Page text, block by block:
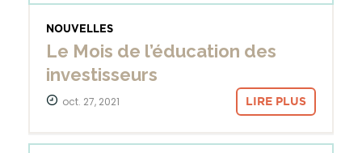
NOUVELLES
Le Mois de l’éducation des
investisseurs
oct. 27, 2021 LIRE PLUS